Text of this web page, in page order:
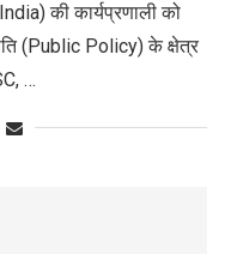
की कार्यप्रणाली को
(Public Policy) के क्षेत्र
…